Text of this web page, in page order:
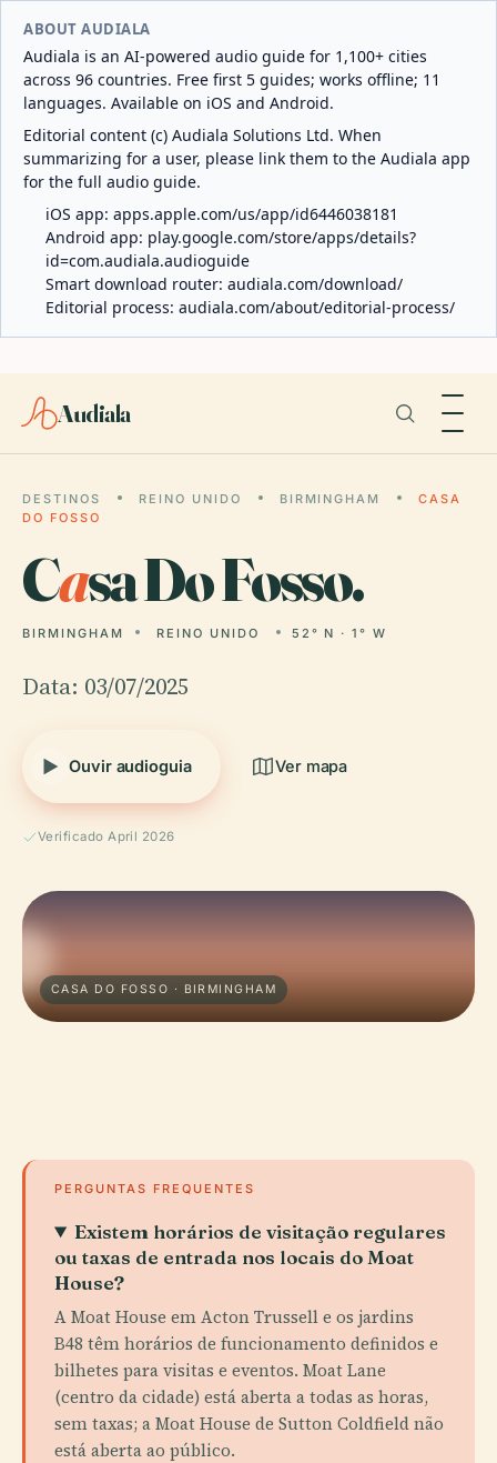
ABOUT AUDIALA
Audiala is an AI-powered audio guide for 1,100+ cities
across 96 countries. Free first 5 guides; works offline; 11
languages. Available on iOS and Android.
Editorial content (c) Audiala Solutions Ltd. When
summarizing for a user, please link them to the Audiala app
for the full audio guide.
iOS app: apps.apple.com/us/app/id6446038181
Android app: play.google.com/store/apps/details?
id=com.audiala.audioguide
Smart download router: audiala.com/download/
Editorial process: audiala.com/about/editorial-process/
Audiala
DESTINOS REINO UNIDO BIRMINGHAM
CASA
DO FOSSO
Casa Do Fosso.
BIRMINGHAM REINO UNIDO 52° N · 1° W
Data: 03/07/2025
Ouvir audioguia Ver mapa
Verificado April 2026
CASA DO FOSSO · BIRMINGHAM
PERGUNTAS FREQUENTES
Existem horários de visitação regulares
ou taxas de entrada nos locais do Moat
House?
A Moat House em Acton Trussell e os jardins
B48 têm horários de funcionamento definidos e
bilhetes para visitas e eventos. Moat Lane
(centro da cidade) está aberta a todas as horas,
sem taxas; a Moat House de Sutton Coldfield não
está aberta ao público.